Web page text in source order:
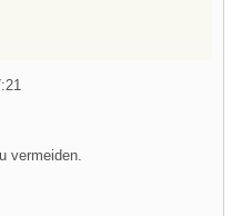
vermeiden.